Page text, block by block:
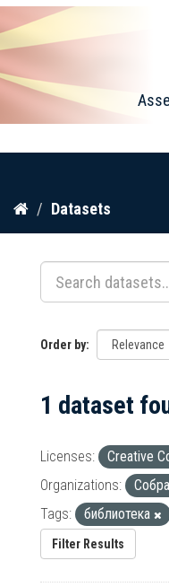
Skip
content
Datasets
Order by
1 dataset
Licenses:
Creative
Organizations:
Tags:
библиотека
Filter Results